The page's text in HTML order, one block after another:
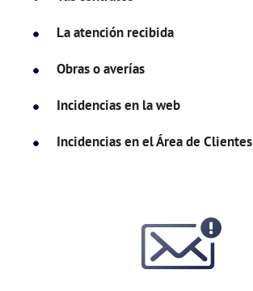
La atención recibida
Obras o averías
Incidencias en la web
Incidencias en el Área de Clientes